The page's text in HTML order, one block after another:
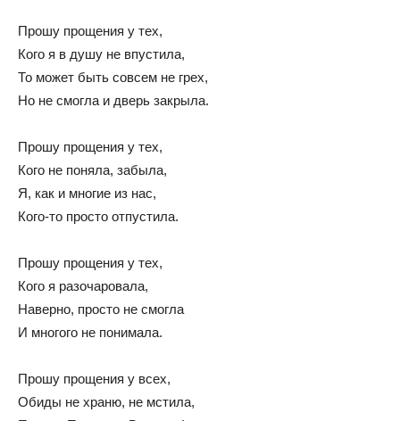
Прошу прощения у тех,
Кого я в душу не впустила,
То может быть совсем не грех,
Но не смогла и дверь закрыла.
Прошу прощения у тех,
Кого не поняла, забыла,
Я, как и многие из нас,
Кого-то просто отпустила.
Прошу прощения у тех,
Кого я разочаровала,
Наверно, просто не смогла
И многого не понимала.
Прошу прощения у всех,
Обиды не храню, не мстила,